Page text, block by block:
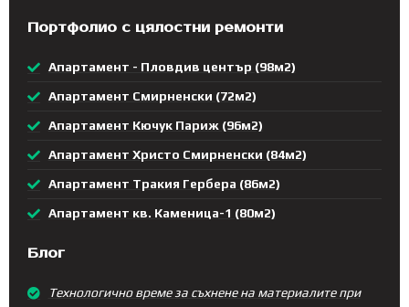
Портфолио с цялостни ремонти
Апартамент - Пловдив център (98м2)
Апартамент Смирненски (72м2)
Апартамент Кючук Париж (96м2)
Апартамент Христо Смирненски (84м2)
Апартамент Тракия Гербера (86м2)
Апартамент кв. Каменица-1 (80м2)
Блог
Технологично време за съхнене на материалите при